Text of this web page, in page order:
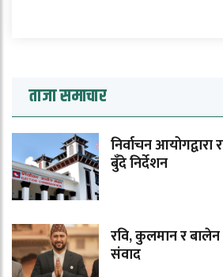
ताजा समाचार
निर्वाचन
बुँदे निर्देशन
रवि, कुलमान र
संवाद